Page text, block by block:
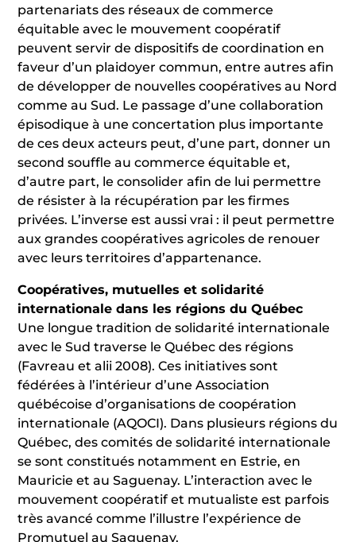
partenariats des réseaux de commerce
équitable avec le mouvement coopératif
peuvent servir de dispositifs de coordination en
faveur d’un plaidoyer commun, entre autres afin
de développer de nouvelles coopératives au Nord
comme au Sud. Le passage d’une collaboration
épisodique à une concertation plus importante
de ces deux acteurs peut, d’une part, donner un
second souffle au commerce équitable et,
d’autre part, le consolider afin de lui permettre
de résister à la récupération par les firmes
privées. L’inverse est aussi vrai : il peut permettre
aux grandes coopératives agricoles de renouer
avec leurs territoires d’appartenance.
Coopératives, mutuelles et solidarité
internationale dans les régions du Québec
Une longue tradition de solidarité internationale
avec le Sud traverse le Québec des régions
(Favreau et alii 2008). Ces initiatives sont
fédérées à l’intérieur d’une Association
québécoise d’organisations de coopération
internationale (AQOCI). Dans plusieurs régions du
Québec, des comités de solidarité internationale
se sont constitués notamment en Estrie, en
Mauricie et au Saguenay. L’interaction avec le
mouvement coopératif et mutualiste est parfois
très avancé comme l’illustre l’expérience de
Promutuel au Saguenay.